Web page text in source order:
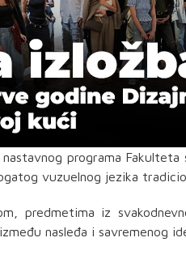
programa
vuzuelnog jezika
predmetima iz
nasleđa i savremenog